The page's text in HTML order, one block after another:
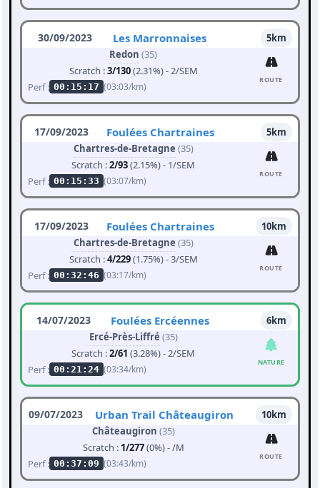
30/09/2023 Les Marronnaises
5km
Redon (35)
Scratch :3/130(2.31%) - 2/SEM
Perf : 00:15:17 (03:03/km)
ROUTE
17/09/2023 Foulées Chartraines
5km
Chartres-de-Bretagne (35)
Scratch :2/93(2.15%) - 1/SEM
Perf : 00:15:33 (03:07/km)
ROUTE
17/09/2023 Foulées Chartraines
10km
Chartres-de-Bretagne (35)
Scratch :4/229(1.75%) - 3/SEM
Perf : 00:32:46 (03:17/km)
ROUTE
14/07/2023 Foulées Ercéennes
6km
Ercé-Près-Liffré (35)
Scratch :2/61 (3.28%) - 2/SEM
Perf : 00:21:24 (03:34/km)
NATURE
09/07/2023 Urban Trail Châteaugiron
10km
Châteaugiron (35)
Scratch : 1/277(0%) - /M
Perf : 00:37:09 (03:43/km)
ROUTE